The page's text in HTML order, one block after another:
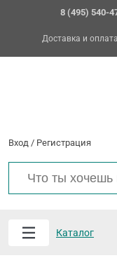
8 (495) 540-
Доставка и оплата
Вход / Регистрация
Каталог